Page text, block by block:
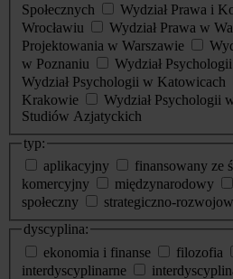
Społecznych
Wydział Prawa i
Wrocławiu
Wydział Prawa w
Projektowania w Warszawie
w Poznaniu
Wydział
Wydział Psychologii w Katowicach
Krakowie
Wydział Psychologii
Studiów Azjatyckich
typ:
aplikacyjny
finansowany ze
komercyjny
międzynarodowy
społeczny
strategiczno-
dyscyplina:
ekonomia i finanse
filozofia
interdyscyplinarne